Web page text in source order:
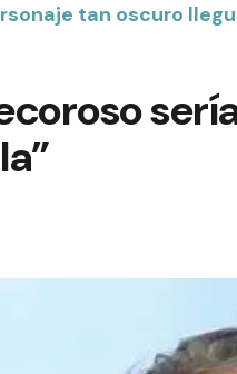
tan oscuro